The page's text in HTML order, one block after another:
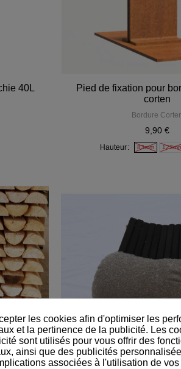
40L
Pied de fixation pour
corten
Bordure
9,90 €
Hauteur 83mm
les cookies afin d'optimiser les
et la pertinence de la publicité. Les
sont utilisés pour vous offrir des
ainsi que des publicités
associées à l'utilisation de